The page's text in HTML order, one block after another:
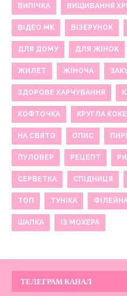
ВИПІЧКА ВИШИВАННЯ
ВІДЕО МК ВІЗЕРУНОК
ДЛЯ ДОМУ ДЛЯ ЖІНОК
ЖИЛЕТ ЖІНОЧА
ЗДОРОВЕ ХАРЧУВАННЯ
КОФТОЧКА КРУГЛА
НА СВЯТО ОПИС
ПУЛОВЕР РЕЦЕПТ
СЕРВЕТКА СПІДНИЦЯ
ТОП ТУНІКА
ШАПКА ІЗ МОХЕРА
ТЕЛЕГРАМ КАНАЛ